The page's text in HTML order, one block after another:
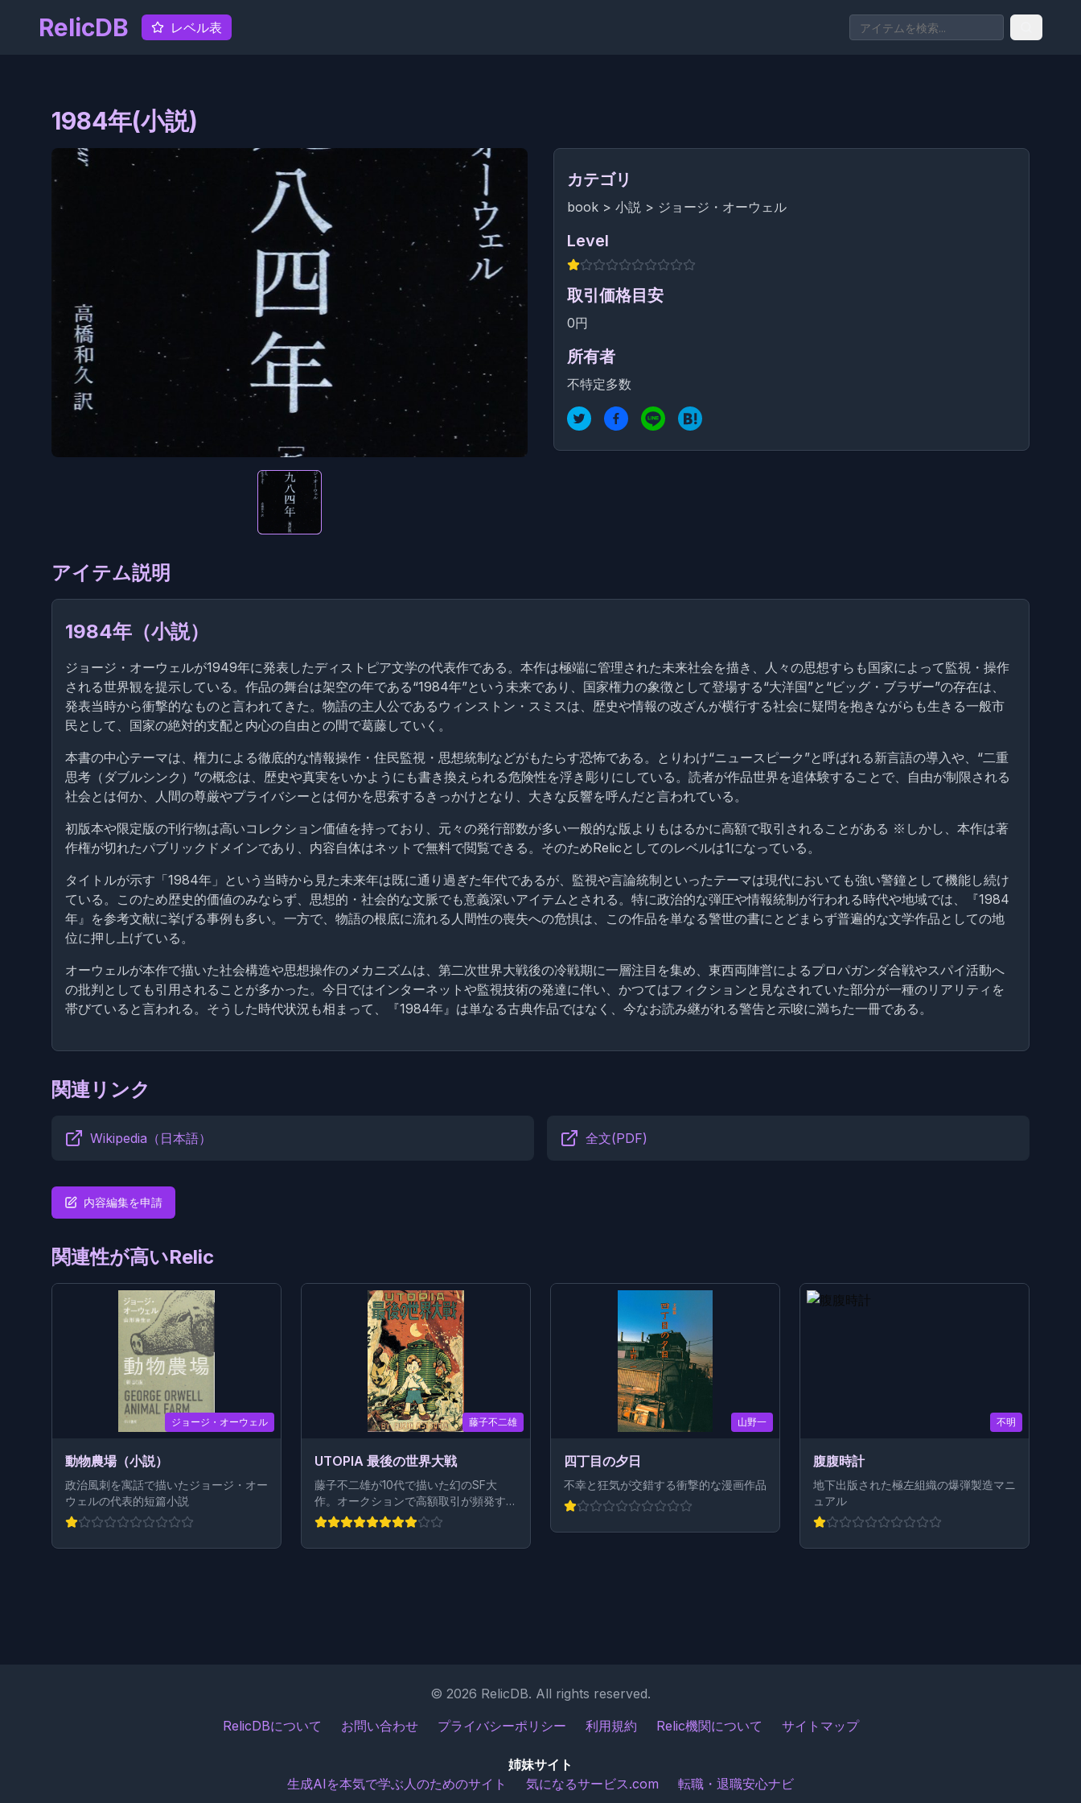
RelicDB レベル表
1984年(小説)
カテゴリ
book > 小説 > ジョージ・オーウェル
Level
取引価格目安
0円
所有者
不特定多数
アイテム説明
1984年（小説）
ジョージ・オーウェルが1949年に発表したディストピア文学の代表作である。本作は極端に管理された未来社会を描き、人々の思想すらも国家によって監視・操作
される世界観を提示している。作品の舞台は架空の年である“1984年”という未来であり、国家権力の象徴として登場する“大洋国”と“ビッグ・ブラザー”の存在は、
発表当時から衝撃的なものと言われてきた。物語の主人公であるウィンストン・スミスは、歴史や情報の改ざんが横行する社会に疑問を抱きながらも生きる一般市
民として、国家の絶対的支配と内心の自由との間で葛藤していく。
本書の中心テーマは、権力による徹底的な情報操作・住民監視・思想統制などがもたらす恐怖である。とりわけ“ニュースピーク”と呼ばれる新言語の導入や、“二重
思考（ダブルシンク）”の概念は、歴史や真実をいかようにも書き換えられる危険性を浮き彫りにしている。読者が作品世界を追体験することで、自由が制限される
社会とは何か、人間の尊厳やプライバシーとは何かを思索するきっかけとなり、大きな反響を呼んだと言われている。
初版本や限定版の刊行物は高いコレクション価値を持っており、元々の発行部数が多い一般的な版よりもはるかに高額で取引されることがある ※しかし、本作は著
作権が切れたパブリックドメインであり、内容自体はネットで無料で閲覧できる。そのためRelicとしてのレベルは1になっている。
タイトルが示す「1984年」という当時から見た未来年は既に通り過ぎた年代であるが、監視や言論統制といったテーマは現代においても強い警鐘として機能し続け
ている。このため歴史的価値のみならず、思想的・社会的な文脈でも意義深いアイテムとされる。特に政治的な弾圧や情報統制が行われる時代や地域では、『1984
年』を参考文献に挙げる事例も多い。一方で、物語の根底に流れる人間性の喪失への危惧は、この作品を単なる警世の書にとどまらず普遍的な文学作品としての地
位に押し上げている。
オーウェルが本作で描いた社会構造や思想操作のメカニズムは、第二次世界大戦後の冷戦期に一層注目を集め、東西両陣営によるプロパガンダ合戦やスパイ活動へ
の批判としても引用されることが多かった。今日ではインターネットや監視技術の発達に伴い、かつてはフィクションと見なされていた部分が一種のリアリティを
帯びていると言われる。そうした時代状況も相まって、『1984年』は単なる古典作品ではなく、今なお読み継がれる警告と示唆に満ちた一冊である。
関連リンク
Wikipedia（日本語） 全文(PDF)
内容編集を申請
関連性が高いRelic
ジョージ・オーウェル
動物農場（小説）
政治風刺を寓話で描いたジョージ・オー
ウェルの代表的短篇小説
藤子不二雄
UTOPIA 最後の世界大戦
藤子不二雄が10代で描いた幻のSF大
作。オークションで高額取引が頻発する
希少本。
山野一
四丁目の夕日
不幸と狂気が交錯する衝撃的な漫画作品
不明
腹腹時計
地下出版された極左組織の爆弾製造マニ
ュアル
© 2026 RelicDB. All rights reserved.
RelicDBについて
お問い合わせ プライバシーポリシー 利用規約 Relic機関について サイトマップ
姉妹サイト
生成AIを本気で学ぶ人のためのサイト
気になるサービス.com 転職・退職安心ナビ